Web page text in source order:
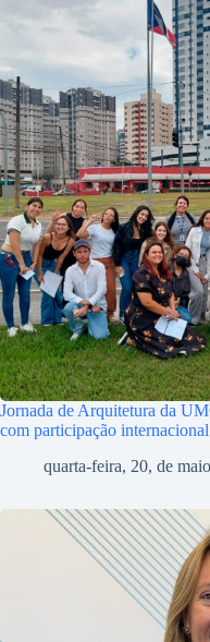
Jornada de Arquitetura da
com participação internacional
quarta-feira, 20, de